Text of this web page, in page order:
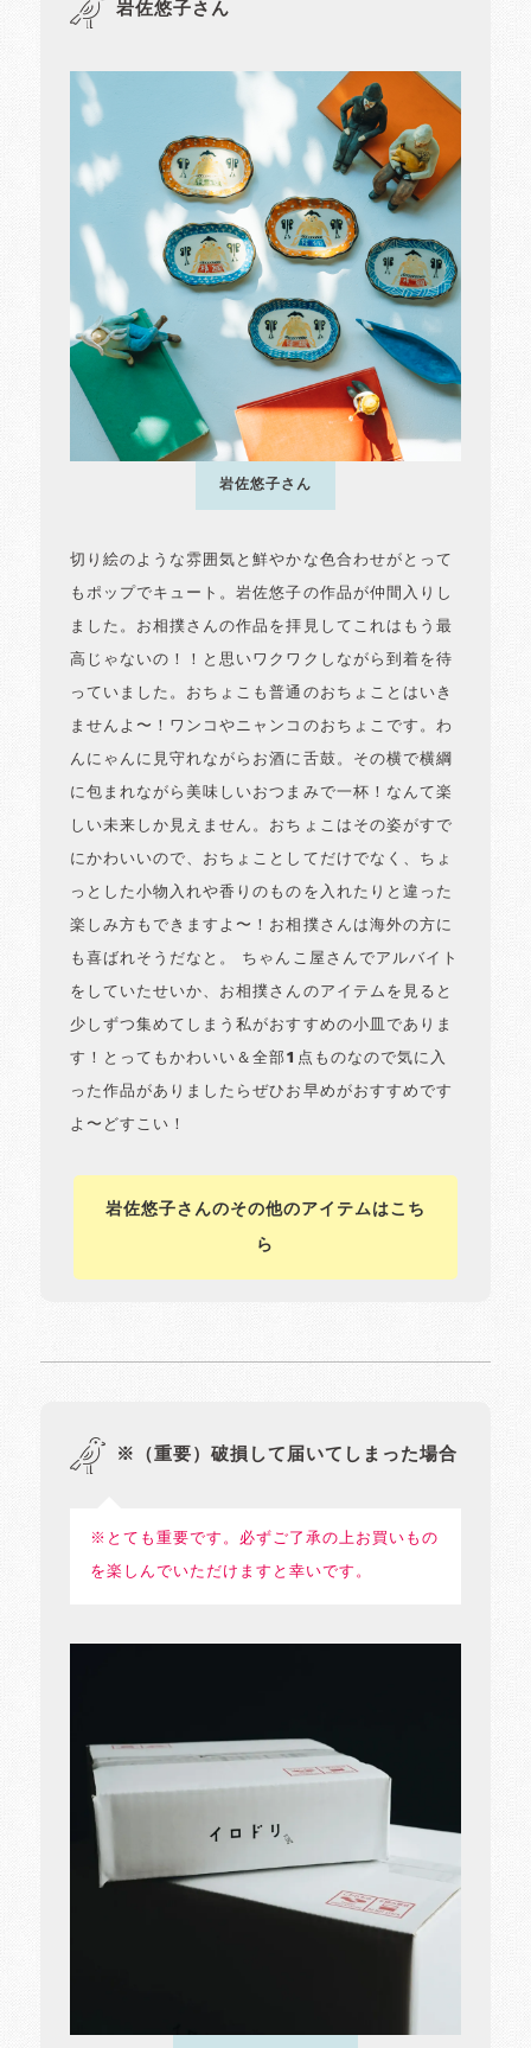
岩佐悠子さん
岩佐悠子さん
切り絵のような雰囲気と鮮やかな色合わせがとって
もポップでキュート。岩佐悠子の作品が仲間入りし
ました。お相撲さんの作品を拝見してこれはもう最
高じゃないの！！と思いワクワクしながら到着を待
っていました。おちょこも普通のおちょことはいき
ませんよ〜！ワンコやニャンコのおちょこです。わ
んにゃんに見守れながらお酒に舌鼓。その横で横綱
に包まれながら美味しいおつまみで一杯！なんて楽
しい未来しか見えません。おちょこはその姿がすで
にかわいいので、おちょことしてだけでなく、ちょ
っとした小物入れや香りのものを入れたりと違った
楽しみ方もできますよ〜！お相撲さんは海外の方に
も喜ばれそうだなと。 ちゃんこ屋さんでアルバイト
をしていたせいか、お相撲さんのアイテムを見ると
少しずつ集めてしまう私がおすすめの小皿でありま
す！とってもかわいい＆全部1点ものなので気に入
った作品がありましたらぜひお早めがおすすめです
よ〜どすこい！
岩佐悠子さんのその他のアイテムはこち
ら
※（重要）破損して届いてしまった場合
※とても重要です。必ずご了承の上お買いもの
を楽しんでいただけますと幸いです。